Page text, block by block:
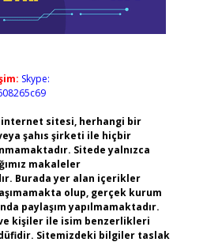
Skype:
internet sitesi, herhangi bir
şahıs şirketi ile hiçbir
Sitede yalnızca
makaleler
Burada yer alan içerikler
olup, gerçek kurum
paylaşım yapılmamaktadır.
kişiler ile isim benzerlikleri
Sitemizdeki bilgiler taslak